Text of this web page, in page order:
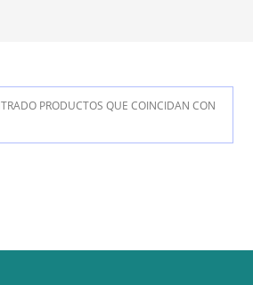
PRODUCTOS QUE COINCIDAN CON